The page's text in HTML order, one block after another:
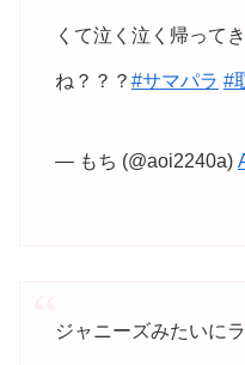
くて泣く泣く帰って
ね？？？ #サマパラ #
— もち (@aoi2240a)
ジャニーズみたいに